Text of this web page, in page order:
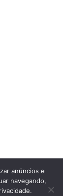
anúncios e
navegando,